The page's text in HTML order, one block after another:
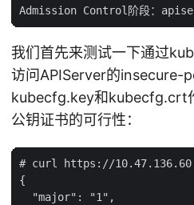
我们首先来测试一下通过
访问APIServer的insecure-
kubecfg.key和kubecfg.crt
公钥证书的可行性：
# curl https://
{
  "major": "1",